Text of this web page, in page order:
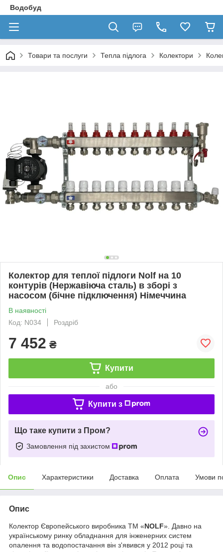
Водобуд
Товари та послуги Тепла підлога Колектори
Колектор для теплої підлоги Nolf на 10
контурів (Нержавіюча сталь) в зборі з
насосом (бічне підключення) Німеччина
В наявності
Код: N034
Роздріб
7 452 ₴
Купити
або
Купити з
Що таке купити з Пром?
Замовлення під захистом
Опис Характеристики Доставка Оплата Умови
Опис
Колектор Європейського виробника ТМ «NOLF». Давно на
українському ринку обладнання для інженерних систем
опалення та водопостачання він з'явився у 2012 році та